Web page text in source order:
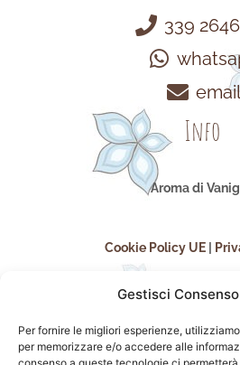
Gestisci
Per fornire le migliori esperienze,
per memorizzare e/o accedere alle
339
email
Info
Aroma di
Cookie Policy UE